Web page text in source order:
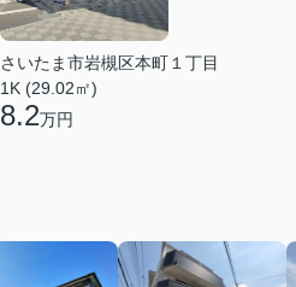
さいたま市岩槻区本町１丁目
1K (29.02㎡)
8.2万円